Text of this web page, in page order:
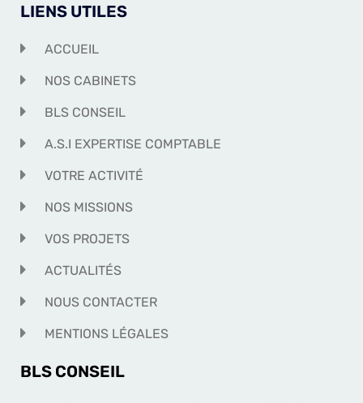
LIENS UTILES
ACCUEIL
NOS CABINETS
BLS CONSEIL
A.S.I EXPERTISE COMPTABLE
VOTRE ACTIVITÉ
NOS MISSIONS
VOS PROJETS
ACTUALITÉS
NOUS CONTACTER
MENTIONS LÉGALES
BLS CONSEIL